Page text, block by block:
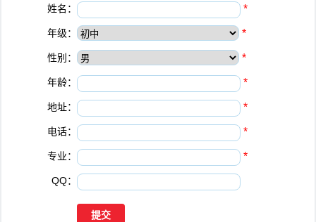
姓名： *
年级： *
性别： *
年龄： *
地址： *
电话： *
专业： *
QQ：